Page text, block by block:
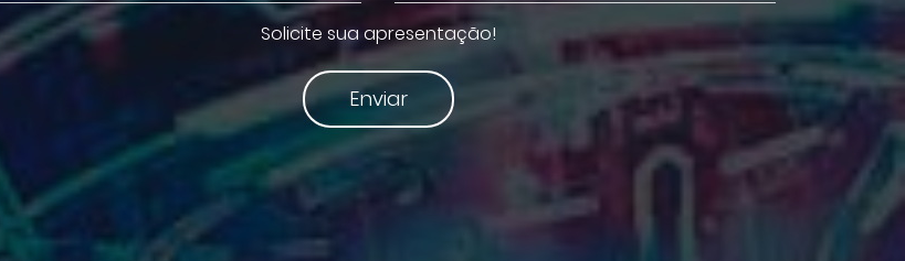
Solicite sua apresentação!
Enviar